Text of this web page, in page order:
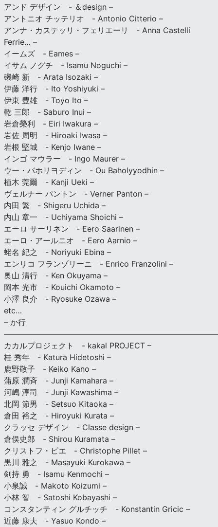
アンド デザイン - ＆design –
アントニオ チッテリオ - Antonio Citterio –
アンナ・カステッリ・フェリエーリ - Anna Castelli
Ferrie… –
イームズ - Eames –
イサム ノグチ - Isamu Noguchi –
磯崎 新 - Arata Isozaki –
伊藤 洋行 - Ito Yoshiyuki –
伊東 豊雄 - Toyo Ito –
乾 三郎 - Saburo Inui –
岩倉榮利 - Eiri Iwakura –
岩佐 周明 - Hiroaki Iwasa –
岩根 堅城 - Kenjo Iwane –
インゴ マウラー - Ingo Maurer –
ウー・バホリヨディン - Ou Baholyyodhin –
植木 莞爾 - Kanji Ueki –
ヴェルナー パントン - Verner Panton –
内田 繁 - Shigeru Uchida –
内山 章一 - Uchiyama Shoichi –
エーロ サーリネン - Eero Saarinen –
エーロ・アールニオ - Eero Aarnio –
蛯名 紀之 - Noriyuki Ebina –
エンリコ フランゾリーニ - Enrico Franzolini –
奥山 清行 - Ken Okuyama –
岡本 光市 - Kouichi Okamoto –
小澤 良介 - Ryosuke Ozawa –
etc…
– か行
カカルプロジェクト - kakal PROJECT –
桂 秀年 - Katura Hidetoshi –
鹿野敬子 - Keiko Kano –
蒲原 潤斉 - Junji Kamahara –
河嶋 淳司 - Junji Kawashima –
北岡 節男 - Setsuo Kitaoka –
倉田 裕之 - Hiroyuki Kurata –
クラッセ デザイン - Classe design –
倉俣史郎 - Shirou Kuramata –
クリストフ・ピエ - Christophe Pillet –
黒川 雅之 - Masayuki Kurokawa –
剣持 勇 - Isamu Kenmochi –
小泉誠 - Makoto Koizumi –
小林 智 - Satoshi Kobayashi –
コンスタンティン グルチッチ - Konstantin Gricic –
近藤 康夫 - Yasuo Kondo –